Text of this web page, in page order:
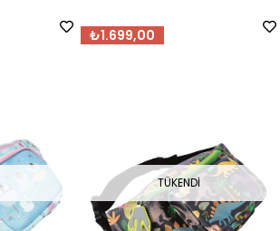
₺1.699,00
TÜKENDI